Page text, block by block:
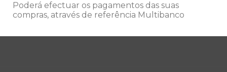
Poderá efectuar os pagamentos das suas
compras, através de referência Multibanco